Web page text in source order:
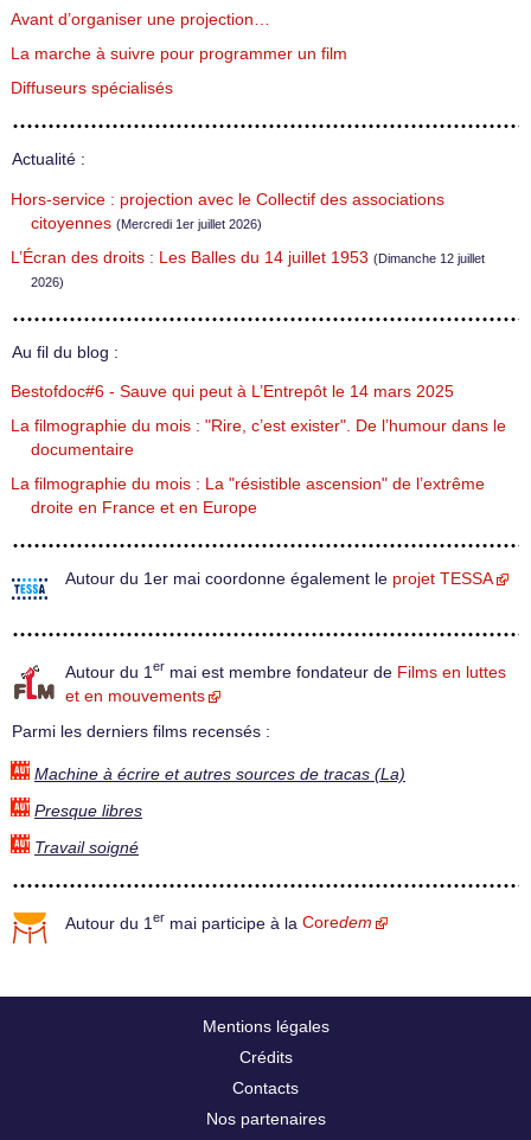
Avant d’organiser une projection…
La marche à suivre pour programmer un film
Diffuseurs spécialisés
Actualité :
Hors-service : projection avec le Collectif des associations
citoyennes (Mercredi 1er juillet 2026)
L’Écran des droits : Les Balles du 14 juillet 1953 (Dimanche 12 juillet
2026)
Au fil du blog :
Bestofdoc#6 - Sauve qui peut à L’Entrepôt le 14 mars 2025
La filmographie du mois : "Rire, c’est exister". De l’humour dans le
documentaire
La filmographie du mois : La "résistible ascension" de l’extrême
droite en France et en Europe
Autour du 1er mai coordonne également le projet TESSA
Autour du 1 er mai est membre fondateur de Films en luttes
et en mouvements
Parmi les derniers films recensés :
Machine à écrire et autres sources de tracas (La)
Presque libres
Travail soigné
Autour du 1 er mai participe à la Coredem
Mentions légales
Crédits
Contacts
Nos partenaires